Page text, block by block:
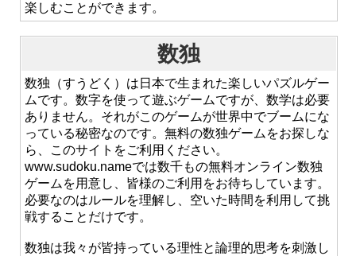
楽しむことができます。
数独
数独（すうどく）は日本で生まれた楽しいパズルゲー
ムです。数字を使って遊ぶゲームですが、数学は必要
ありません。それがこのゲームが世界中でブームにな
っている秘密なのです。無料の数独ゲームをお探しな
ら、このサイトをご利用ください。
www.sudoku.nameでは数千もの無料オンライン数独
ゲームを用意し、皆様のご利用をお待ちしています。
必要なのはルールを理解し、空いた時間を利用して挑
戦することだけです。
数独は我々が皆持っている理性と論理的思考を刺激し